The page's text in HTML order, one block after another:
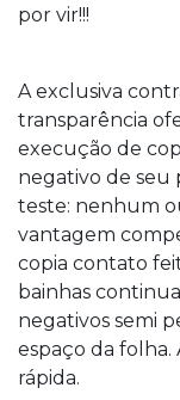
por vir!!!
A exclusiva
transparência
execução de
negativo de seu
teste: nenhum
vantagem
copia contato
bainhas
negativos semi
espaço da folha.
rápida.